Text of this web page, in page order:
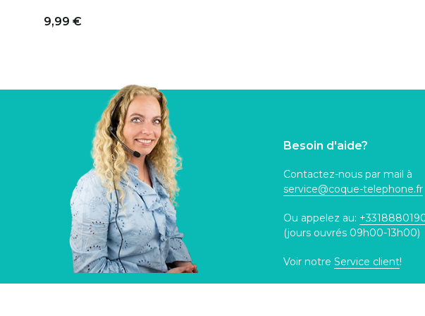
9,99 €
Besoin d'aide?
Contactez-nous par mail à
service@coque-telephone.fr
Ou appelez au:
(jours ouvrés 09h00-13h00)
Voir notre Service client!